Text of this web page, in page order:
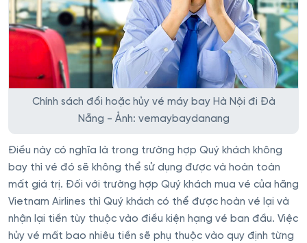
Chính sách đổi hoặc hủy vé máy bay Hà Nội đi Đà
Nẵng - Ảnh: vemaybaydanang
Điều này có nghĩa là trong trường hợp Quý khách không
bay thì vé đó sẽ không thể sử dụng được và hoàn toàn
mất giá trị. Đối với trường hợp Quý khách mua vé của hãng
Vietnam Airlines thì Quý khách có thể được hoàn vé lại và
nhận lại tiền tùy thuộc vào điều kiện hạng vé ban đầu. Việc
hủy vé mất bao nhiêu tiền sẽ phụ thuộc vào quy định từng